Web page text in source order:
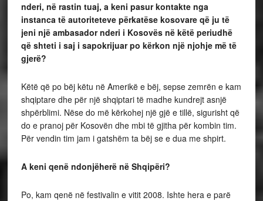
nderi, në rastin tuaj, a keni pasur kontakte nga
instanca të autoriteteve përkatëse kosovare që ju të
jeni një ambasador nderi i Kosovës në këtë periudhë
që shteti i saj i sapokrijuar po kërkon një njohje më të
gjerë?
Këtë që po bëj këtu në Amerikë e bëj, sepse zemrën e kam
shqiptare dhe për një shqiptari të madhe kundrejt asnjë
shpërblimi. Nëse do më kërkohej një gjë e tillë, sigurisht që
do e pranoj për Kosovën dhe mbi të gjitha për kombin tim.
Për vendin tim jam i gatshëm ta bëj se e dua me shpirt.
A keni qenë ndonjëherë në Shqipëri?
Po, kam qenë në festivalin e vitit 2008. Ishte hera e parë